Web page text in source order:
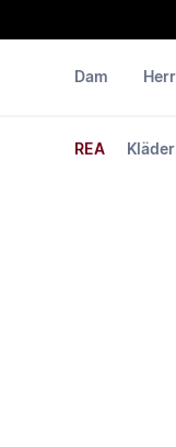
Dam
REA Kläder
Herr